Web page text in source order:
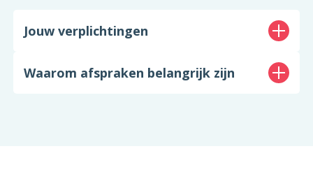
Jouw verplichtingen
Waarom afspraken belangrijk zijn